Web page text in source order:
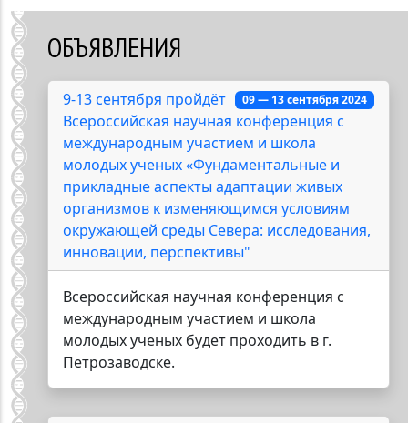
ОБЪЯВЛЕНИЯ
09 — 13 сентября 2024
9-13 сентября пройдёт
Всероссийская научная конференция с
международным участием и школа
молодых ученых «Фундаментальные и
прикладные аспекты адаптации живых
организмов к изменяющимся условиям
окружающей среды Севера: исследования,
инновации, перспективы"
Всероссийская научная конференция с
международным участием и школа
молодых ученых будет проходить в г.
Петрозаводске.